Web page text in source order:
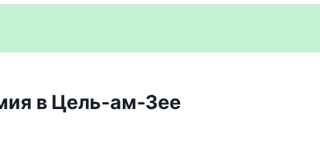
в Цель-ам-Зее